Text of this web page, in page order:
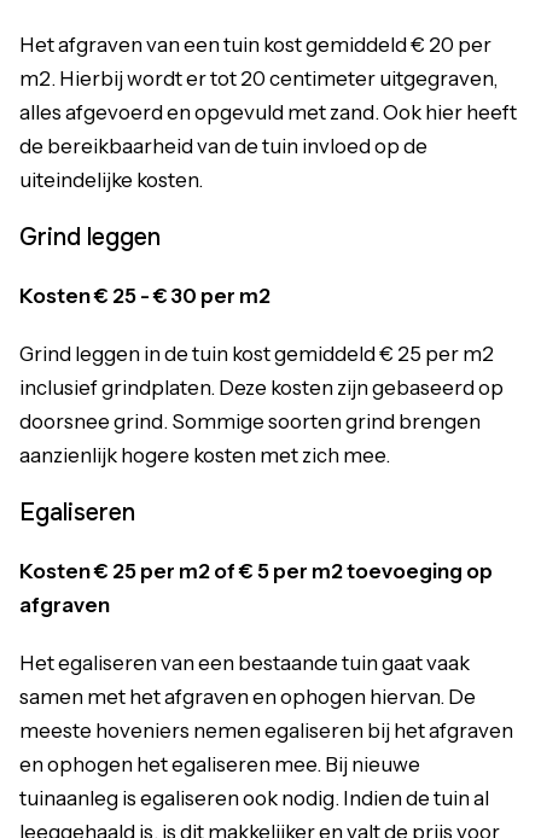
Het afgraven van een tuin kost gemiddeld € 20 per
m2. Hierbij wordt er tot 20 centimeter uitgegraven,
alles afgevoerd en opgevuld met zand. Ook hier heeft
de bereikbaarheid van de tuin invloed op de
uiteindelijke kosten.
Grind leggen
Kosten € 25 - € 30 per m2
Grind leggen in de tuin kost gemiddeld € 25 per m2
inclusief grindplaten. Deze kosten zijn gebaseerd op
doorsnee grind. Sommige soorten grind brengen
aanzienlijk hogere kosten met zich mee.
Egaliseren
Kosten € 25 per m2 of € 5 per m2 toevoeging op
afgraven
Het egaliseren van een bestaande tuin gaat vaak
samen met het afgraven en ophogen hiervan. De
meeste hoveniers nemen egaliseren bij het afgraven
en ophogen het egaliseren mee. Bij nieuwe
tuinaanleg is egaliseren ook nodig. Indien de tuin al
leeggehaald is, is dit makkelijker en valt de prijs voor